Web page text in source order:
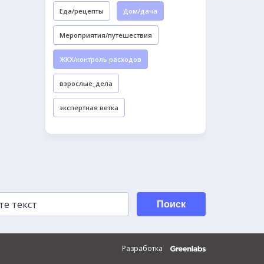
Еда/рецепты Дом/дача
Мероприятия/путешествия
ЖКХ/контроль расходов
взрослые_дела
экспертная ветка
Поиск
Разработка